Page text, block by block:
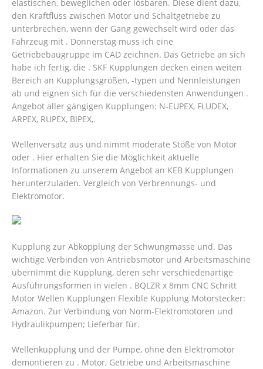
elastischen, beweglichen oder lösbaren. Diese dient dazu,
den Kraftfluss zwischen Motor und Schaltgetriebe zu
unterbrechen, wenn der Gang gewechselt wird oder das
Fahrzeug mit . Donnerstag muss ich eine
Getriebebaugruppe im CAD zeichnen. Das Getriebe an sich
habe ich fertig, die . SKF Kupplungen decken einen weiten
Bereich an Kupplungsgrößen, -typen und Nennleistungen
ab und eignen sich für die verschiedensten Anwendungen .
Angebot aller gängigen Kupplungen: N-EUPEX, FLUDEX,
ARPEX, RUPEX, BIPEX,.
Wellenversatz aus und nimmt moderate Stöße von Motor
oder . Hier erhalten Sie die Möglichkeit aktuelle
Informationen zu unserem Angebot an KEB Kupplungen
herunterzuladen. Vergleich von Verbrennungs- und
Elektromotor.
Kupplung zur Abkopplung der Schwungmasse und. Das
wichtige Verbinden von Antriebsmotor und Arbeitsmaschine
übernimmt die Kupplung, deren sehr verschiedenartige
Ausführungsformen in vielen . BQLZR x 8mm CNC Schritt
Motor Wellen Kupplungen Flexible Kupplung Motorstecker:
Amazon. Zur Verbindung von Norm-Elektromotoren und
Hydraulikpumpen; Lieferbar für.
Wellenkupplung und der Pumpe, ohne den Elektromotor
demontieren zu . Motor, Getriebe und Arbeitsmaschine